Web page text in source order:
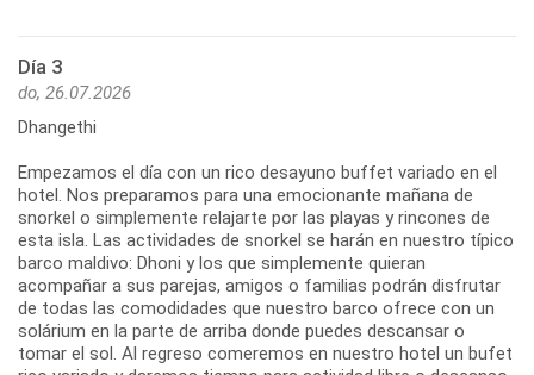
Día 3
do, 26.07.2026
Dhangethi
Empezamos el día con un rico desayuno buffet variado en el
hotel. Nos preparamos para una emocionante mañana de
snorkel o simplemente relajarte por las playas y rincones de
esta isla. Las actividades de snorkel se harán en nuestro típico
barco maldivo: Dhoni y los que simplemente quieran
acompañar a sus parejas, amigos o familias podrán disfrutar
de todas las comodidades que nuestro barco ofrece con un
solárium en la parte de arriba donde puedes descansar o
tomar el sol. Al regreso comeremos en nuestro hotel un bufet